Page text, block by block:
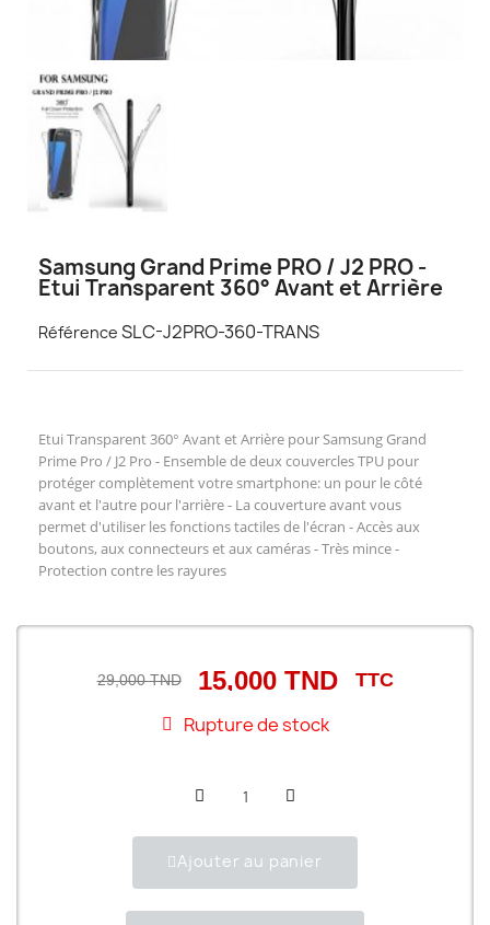
Samsung Grand Prime PRO / J2 PRO -
Etui Transparent 360° Avant et Arrière
Référence SLC-J2PRO-360-TRANS
Etui Transparent 360° Avant et Arrière pour Samsung Grand
Prime Pro / J2 Pro - Ensemble de deux couvercles TPU pour
protéger complètement votre smartphone: un pour le côté
avant et l'autre pour l'arrière - La couverture avant vous
permet d'utiliser les fonctions tactiles de l'écran - Accès aux
boutons, aux connecteurs et aux caméras - Très mince -
Protection contre les rayures
29,000 TND 15,000 TND TTC
Rupture de stock
Ajouter au panier